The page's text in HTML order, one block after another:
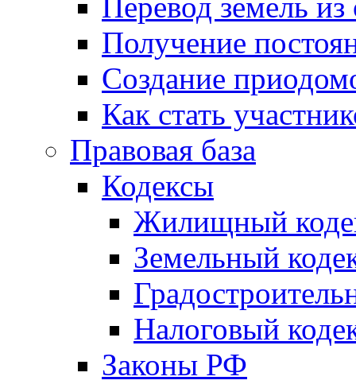
Получение
Создание
Как стать
Правовая база
Кодексы
Жилищный
Земельный
Налоговый
Законы РФ